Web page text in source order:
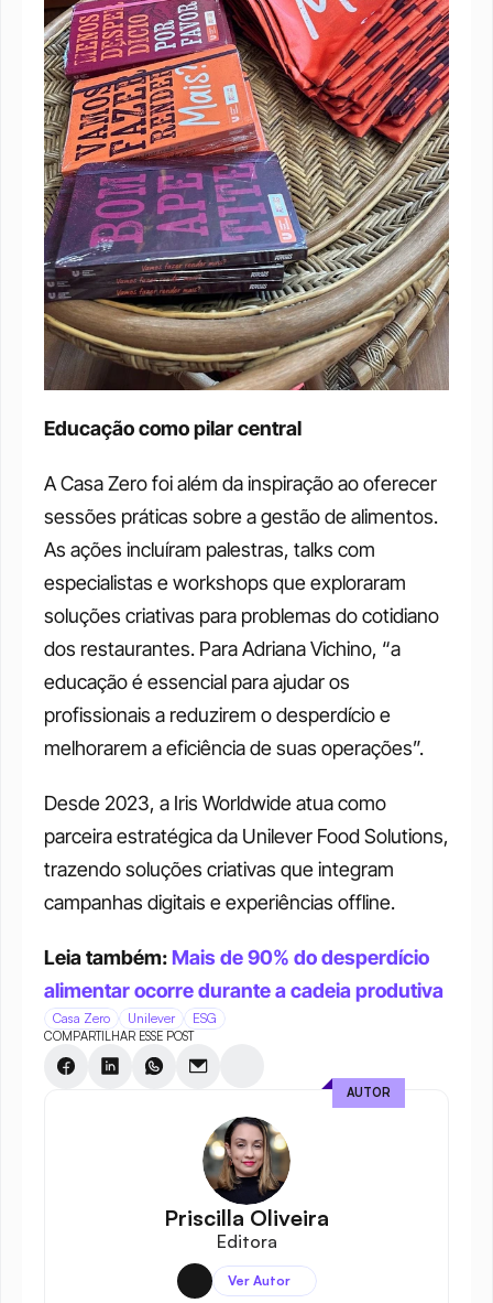
Educação como pilar central
A Casa Zero foi além da inspiração ao oferecer
sessões práticas sobre a gestão de alimentos.
As ações incluíram palestras, talks com
especialistas e workshops que exploraram
soluções criativas para problemas do cotidiano
dos restaurantes. Para Adriana Vichino, “a
educação é essencial para ajudar os
profissionais a reduzirem o desperdício e
melhorarem a eficiência de suas operações”.
Desde 2023, a Iris Worldwide atua como
parceira estratégica da Unilever Food Solutions,
trazendo soluções criativas que integram
campanhas digitais e experiências offline.
Leia também: Mais de 90% do desperdício
alimentar ocorre durante a cadeia produtiva
Casa Zero Unilever ESG
COMPARTILHAR ESSE POST
Priscilla Oliveira
Editora
Ver Autor
AUTOR